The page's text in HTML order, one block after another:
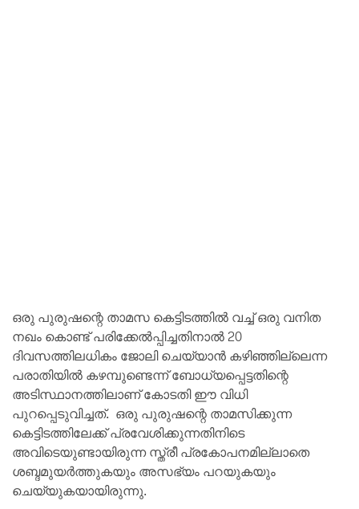
ഒരു പുരുഷന്റെ താമസ കെട്ടിടത്തില്‍ വച്ച് ഒരു വനിത
നഖം കൊണ്ട് പരിക്കേൽപ്പിച്ചതിനാൽ 20
ദിവസത്തിലധികം ജോലി ചെയ്യാന്‍ കഴിഞ്ഞില്ലെന്ന
പരാതിയില്‍ കഴമ്പുണ്ടെന്ന് ബോധ്യപ്പെട്ടതിന്റെ
അടിസ്ഥാനത്തിലാണ് കോടതി ഈ വിധി
പുറപ്പെടുവിച്ചത്. ഒരു പുരുഷന്റെ താമസിക്കുന്ന
കെട്ടിടത്തിലേക്ക് പ്രവേശിക്കുന്നതിനിടെ
അവിടെയുണ്ടായിരുന്ന സ്ത്രീ പ്രകോപനമില്ലാതെ
ശബ്ദമുയര്‍ത്തുകയും അസഭ്യം പറയുകയും
ചെയ്യുകയായിരുന്നു.